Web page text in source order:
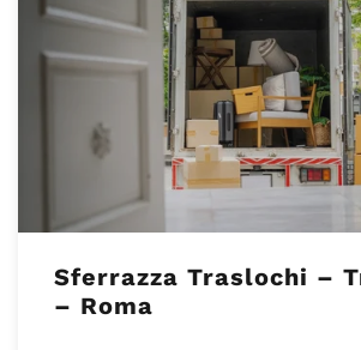
Sferrazza Traslochi –
– Roma